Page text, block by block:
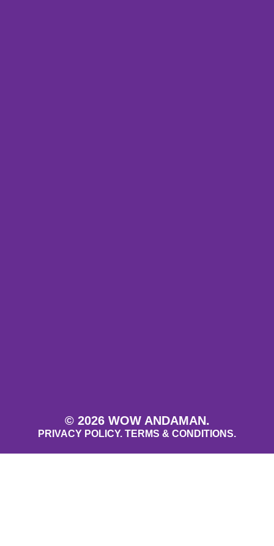
© 2026 WOW ANDAMAN.
PRIVACY POLICY. TERMS & CONDITIONS.